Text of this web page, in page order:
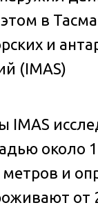
в
и
(IMAS)
IMAS
около
и
от